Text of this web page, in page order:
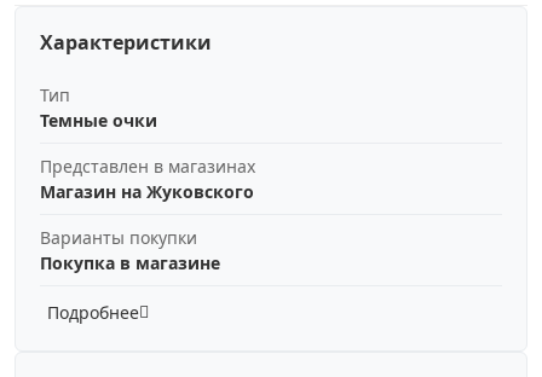
Характеристики
Тип
Темные очки
Представлен в магазинах
Магазин на Жуковского
Варианты покупки
Покупка в магазине
Подробнее